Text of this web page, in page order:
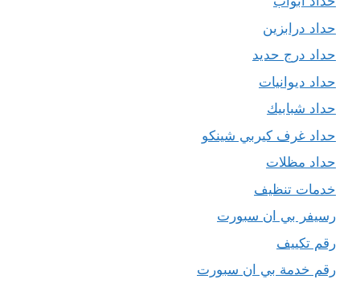
حداد درابزين
حداد درج حديد
حداد ديوانيات
حداد شبابيك
حداد غرف كيربي شينكو
حداد مظلات
خدمات تنظيف
رسيفر بي ان سبورت
رقم تكييف
رقم خدمة بي ان سبورت